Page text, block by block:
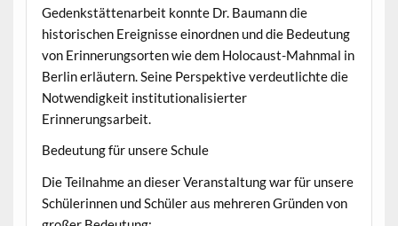
Gedenkstättenarbeit konnte Dr. Baumann die
historischen Ereignisse einordnen und die Bedeutung
von Erinnerungsorten wie dem Holocaust-Mahnmal in
Berlin erläutern. Seine Perspektive verdeutlichte die
Notwendigkeit institutionalisierter
Erinnerungsarbeit.
Bedeutung für unsere Schule
Die Teilnahme an dieser Veranstaltung war für unsere
Schülerinnen und Schüler aus mehreren Gründen von